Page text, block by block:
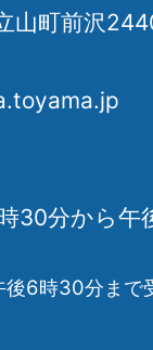
山町前沢
30分から午
6時30分まで